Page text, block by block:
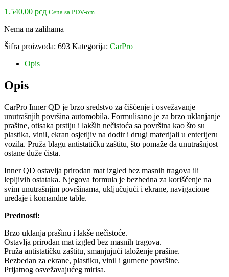
1.540,00 рсд Cena sa PDV-om
Nema na zalihama
Šifra proizvoda: 693 Kategorija: CarPro
Opis
Opis
CarPro Inner QD je brzo sredstvo za čišćenje i osvežavanje
unutrašnjih površina automobila. Formulisano je za brzo uklanjanje
prašine, otisaka prstiju i lakših nečistoća sa površina kao što su
plastika, vinil, ekran osjetljiv na dodir i drugi materijali u enterijeru
vozila. Pruža blagu antistatičku zaštitu, što pomaže da unutrašnjost
ostane duže čista.
Inner QD ostavlja prirodan mat izgled bez masnih tragova ili
lepljivih ostataka. Njegova formula je bezbedna za korišćenje na
svim unutrašnjim površinama, uključujući i ekrane, navigacione
uređaje i komandne table.
Prednosti:
Brzo uklanja prašinu i lakše nečistoće.
Ostavlja prirodan mat izgled bez masnih tragova.
Pruža antistatičku zaštitu, smanjujući taloženje prašine.
Bezbedan za ekrane, plastiku, vinil i gumene površine.
Prijatnog osvežavajućeg mirisa.